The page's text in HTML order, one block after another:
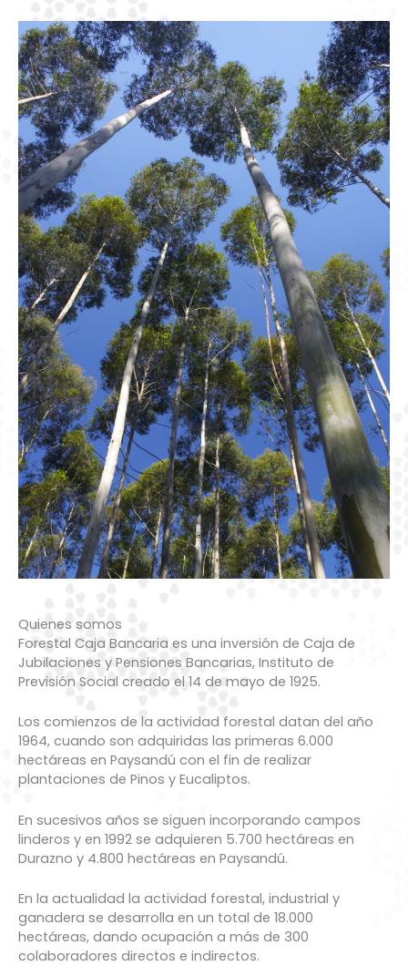
Quienes somos
Forestal Caja Bancaria es una inversión de Caja de
Jubilaciones y Pensiones Bancarias, Instituto de
Previsión Social creado el 14 de mayo de 1925.
Los comienzos de la actividad forestal datan del año
1964, cuando son adquiridas las primeras 6.000
hectáreas en Paysandú con el fin de realizar
plantaciones de Pinos y Eucaliptos.
En sucesivos años se siguen incorporando campos
linderos y en 1992 se adquieren 5.700 hectáreas en
Durazno y 4.800 hectáreas en Paysandú.
En la actualidad la actividad forestal, industrial y
ganadera se desarrolla en un total de 18.000
hectáreas, dando ocupación a más de 300
colaboradores directos e indirectos.